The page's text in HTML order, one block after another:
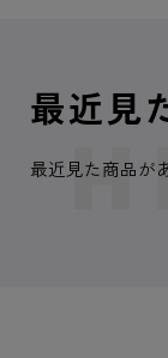
最近見
最近見た商品が